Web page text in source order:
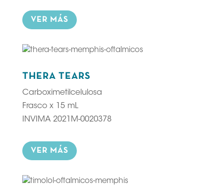
VER MÁS
THERA TEARS
Carboximetilcelulosa
Frasco x 15 mL
INVIMA 2021M-0020378
VER MÁS